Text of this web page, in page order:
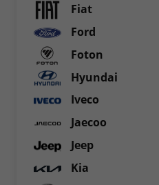
Fiat
Ford
Foton
Hyundai
Iveco
Jaecoo
Jeep
Kia